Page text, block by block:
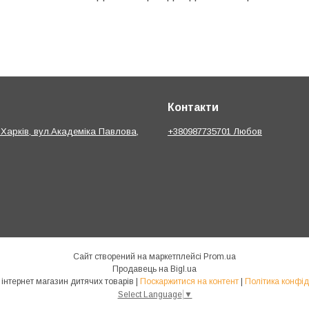
вул.Академіка Павлова,
Контакти
+380987735701 Любов
Сайт створений на маркетплейсі Prom.ua
Продавець на Bigl.ua
Поскаржитися на контент
Політика
Select Language ▼